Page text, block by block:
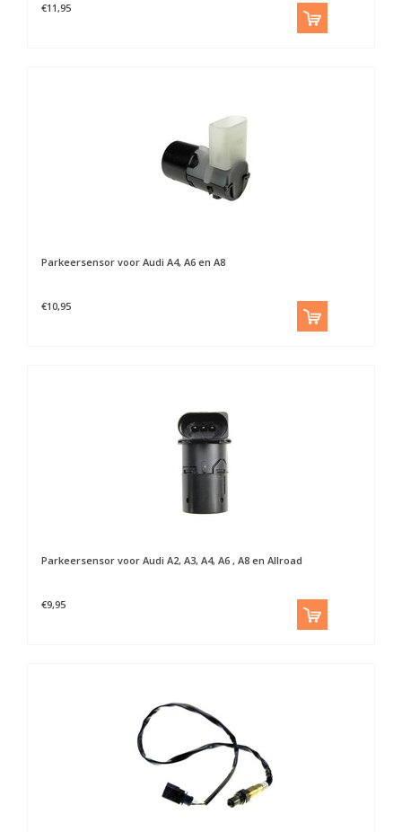
€11,95
Parkeersensor voor Audi A4, A6 en A8
€10,95
Parkeersensor voor Audi A2, A3, A4, A6 , A8 en Allroad
€9,95